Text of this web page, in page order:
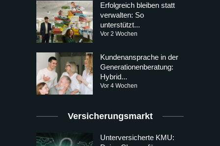
Erfolgreich bleiben statt
verwalten: So
unterstützt...
Vor 2 Wochen
Kundenansprache in der
Generationenberatung:
Hybrid...
Vor 4 Wochen
Versicherungsmarkt
Unterversicherte KMU: